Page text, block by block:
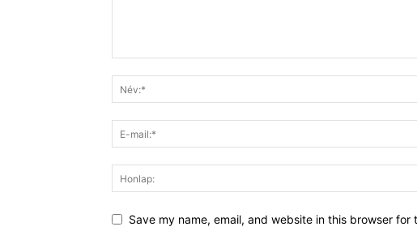
Save my name, email, and website in this browser for